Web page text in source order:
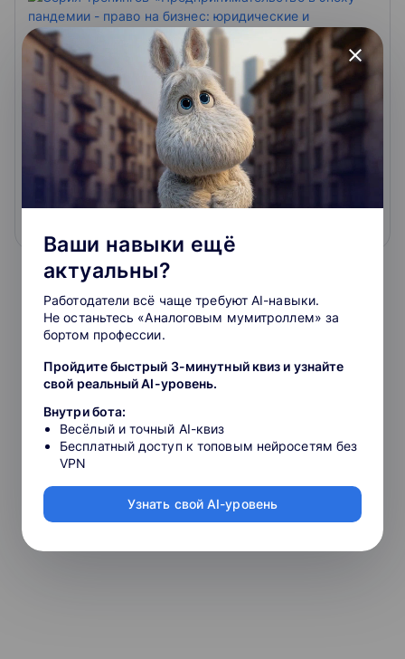
Серия тренингов
«Предпринимательство в эпоху
пандемии - право на бизнес:
юридические и финансовые аспекты
субъектов МСП» с применением ДОТ
close
Ваши навыки ещё
актуальны?
Работодатели всё чаще требуют AI-навыки.
Не останьтесь «Аналоговым мумитроллем» за
бортом профессии.
Пройдите быстрый 3-минутный квиз и узнайте
свой реальный AI-уровень.
Внутри бота:
Весёлый и точный AI-квиз
Бесплатный доступ к топовым нейросетям без
VPN
Узнать свой AI-уровень